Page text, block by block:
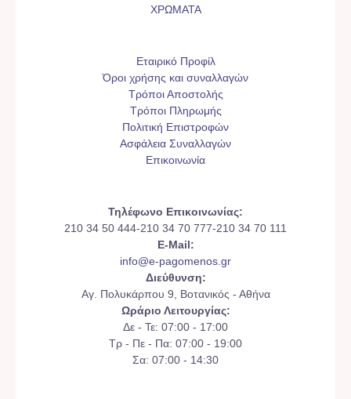
ΧΡΩΜΑΤΑ
Εταιρικό Προφίλ
Όροι χρήσης και συναλλαγών
Τρόποι Αποστολής
Τρόποι Πληρωμής
Πολιτική Επιστροφών
Ασφάλεια Συναλλαγών
Επικοινωνία
Τηλέφωνο Επικοινωνίας:
210 34 50 444-210 34 70 777-210 34 70 111
E-Mail:
info@e-pagomenos.gr
Διεύθυνση:
Αγ. Πολυκάρπου 9, Βοτανικός - Αθήνα
Ωράριο Λειτουργίας:
Δε - Τε: 07:00 - 17:00
Τρ - Πε - Πα: 07:00 - 19:00
Σα: 07:00 - 14:30